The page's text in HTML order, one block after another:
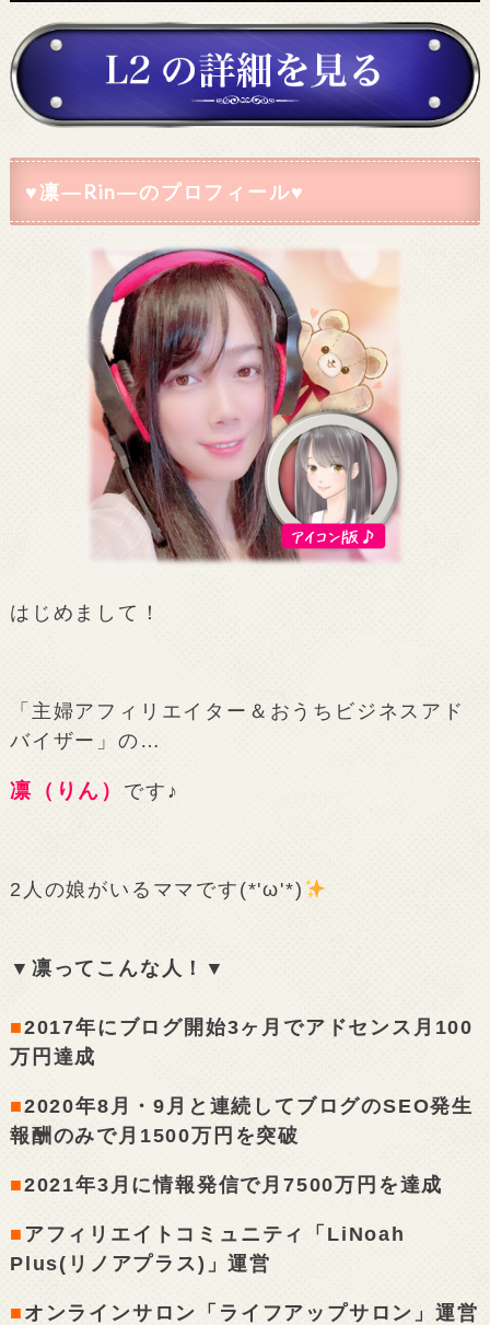
♥凛―Rin―のプロフィール♥
はじめまして！
「主婦アフィリエイター＆おうちビジネスアド
バイザー」の…
凛（りん） です♪
2人の娘がいるママです(*'ω'*)
▼凛ってこんな人！▼
■2017年にブログ開始3ヶ月でアドセンス月100
万円達成
■2020年8月・9月と連続してブログのSEO発生
報酬のみで月1500万円を突破
■2021年3月に情報発信で月7500万円を達成
■ アフィリエイトコミュニティ「LiNoah
Plus(リノアプラス)」運営
■ オンラインサロン「ライフアップサロン」運営